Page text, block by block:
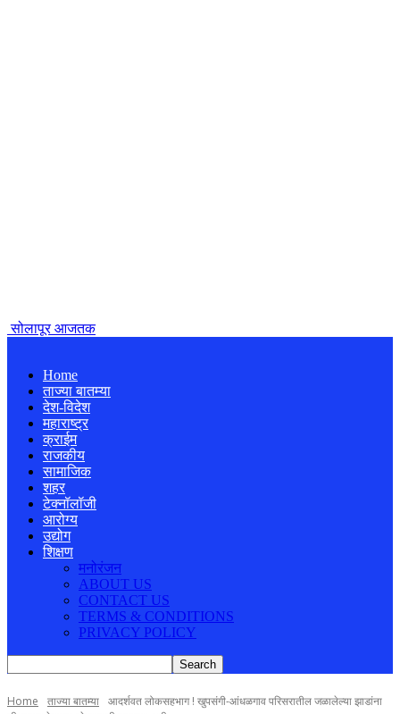
सोलापूर आजतक
Home
ताज्या बातम्या
देश-विदेश
महाराष्ट्र
क्राईम
राजकीय
सामाजिक
शहर
टेक्नॉलॉजी
आरोग्य
उद्योग
शिक्षण
मनोरंजन
ABOUT US
CONTACT US
TERMS & CONDITIONS
PRIVACY POLICY
Home ताज्या बातम्या आदर्शवत लोकसहभाग ! खुपसंगी-आंधळगाव परिसरातील जळालेल्या झाडांना